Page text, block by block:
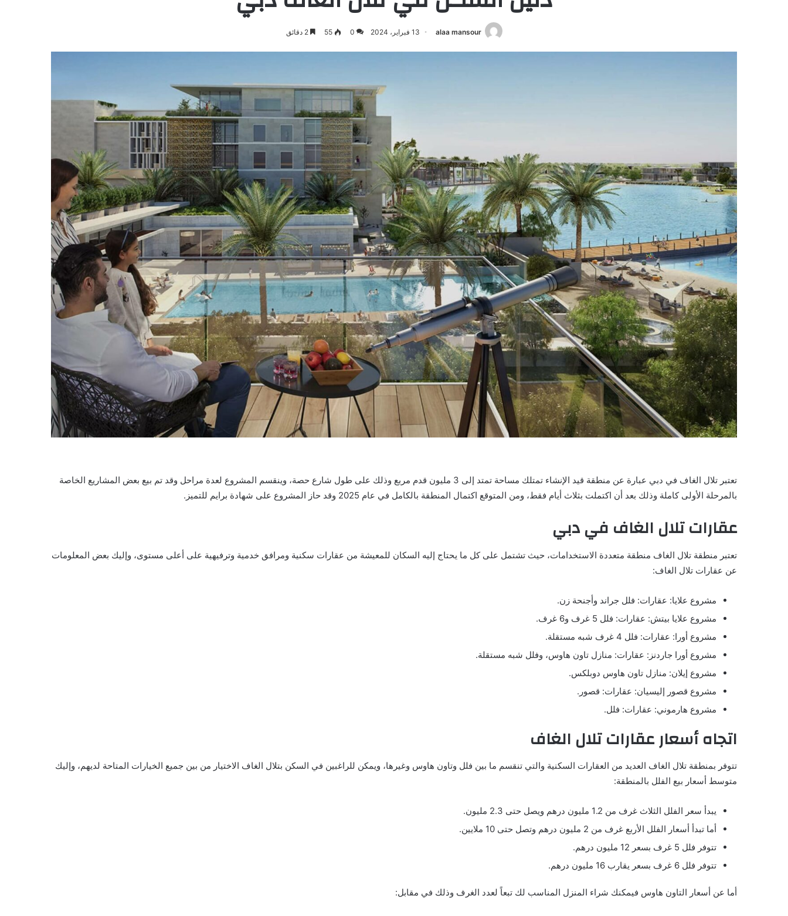
alaa mansour 13 فبراير، 2024 0
55 2 دقائق
تعتبر تلال الغاف في دبي عبارة عن منطقة قيد الإنشاء تمتلك مساحة تمتد إلى 3 مليون قدم مربع وذلك على طول شارع حصة، وينقسم المشروع لعدة مراحل وقد تم بيع بعض المشاريع الخاصة
بالمرحلة الأولى كاملة وذلك بعد أن اكتملت بثلاث أيام فقط، ومن المتوقع اكتمال المنطقة بالكامل في عام 2025 وقد حاز المشروع على شهادة برايم للتميز.
عقارات تلال الغاف في دبي
تعتبر منطقة تلال الغاف منطقة متعددة الاستخدامات، حيث تشتمل على كل ما يحتاج إليه السكان للمعيشة من عقارات سكنية ومرافق خدمية وترفيهية على أعلى مستوى، وإليك بعض المعلومات
عن عقارات تلال الغاف:
مشروع علايا: عقارات: فلل جراند وأجنحة زن.
مشروع علايا بيتش: عقارات: فلل 5 غرف و6 غرف.
مشروع أورا: عقارات: فلل 4 غرف شبه مستقلة.
مشروع أورا جاردنز: عقارات: منازل تاون هاوس، وفلل شبه مستقلة.
مشروع إيلان: منازل تاون هاوس دوبلكس.
مشروع قصور إليسيان: عقارات: قصور.
مشروع هارموني: عقارات: فلل.
اتجاه أسعار عقارات تلال الغاف
تتوفر بمنطقة تلال الغاف العديد من العقارات السكنية والتي تنقسم ما بين فلل وتاون هاوس وغيرها، ويمكن للراغبين في السكن بتلال الغاف الاختيار من بين جميع الخيارات المتاحة لديهم، وإليك
متوسط أسعار بيع الفلل بالمنطقة:
يبدأ سعر الفلل الثلاث غرف من 1.2 مليون درهم ويصل حتى 2.3 مليون.
أما تبدأ أسعار الفلل الأربع غرف من 2 مليون درهم وتصل حتى 10 ملايين.
تتوفر فلل 5 غرف بسعر 12 مليون درهم.
تتوفر فلل 6 غرف بسعر يقارب 16 مليون درهم.
أما عن أسعار التاون هاوس فيمكنك شراء المنزل المناسب لك تبعاً لعدد الغرف وذلك في مقابل: